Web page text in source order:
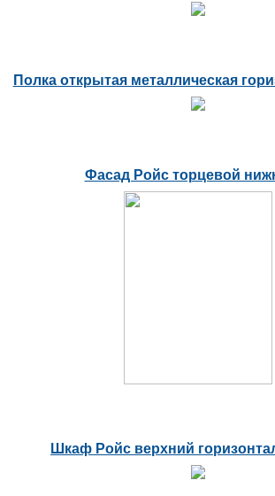
Полка открытая металлическая
Фасад Ройс торцевой
Шкаф Ройс верхний